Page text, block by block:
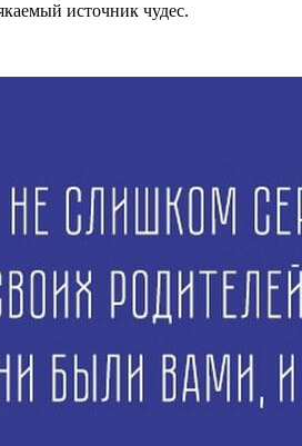
источник чудес.